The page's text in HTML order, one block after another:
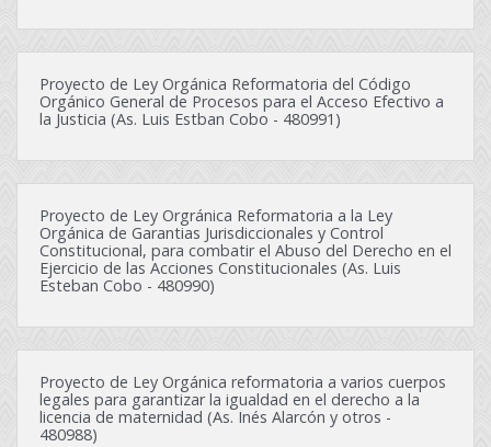
Proyecto de Ley Orgánica Reformatoria del Código
Orgánico General de Procesos para el Acceso Efectivo a
la Justicia (As. Luis Estban Cobo - 480991)
Proyecto de Ley Orgránica Reformatoria a la Ley
Orgánica de Garantias Jurisdiccionales y Control
Constitucional, para combatir el Abuso del Derecho en el
Ejercicio de las Acciones Constitucionales (As. Luis
Esteban Cobo - 480990)
Proyecto de Ley Orgánica reformatoria a varios cuerpos
legales para garantizar la igualdad en el derecho a la
licencia de maternidad (As. Inés Alarcón y otros -
480988)